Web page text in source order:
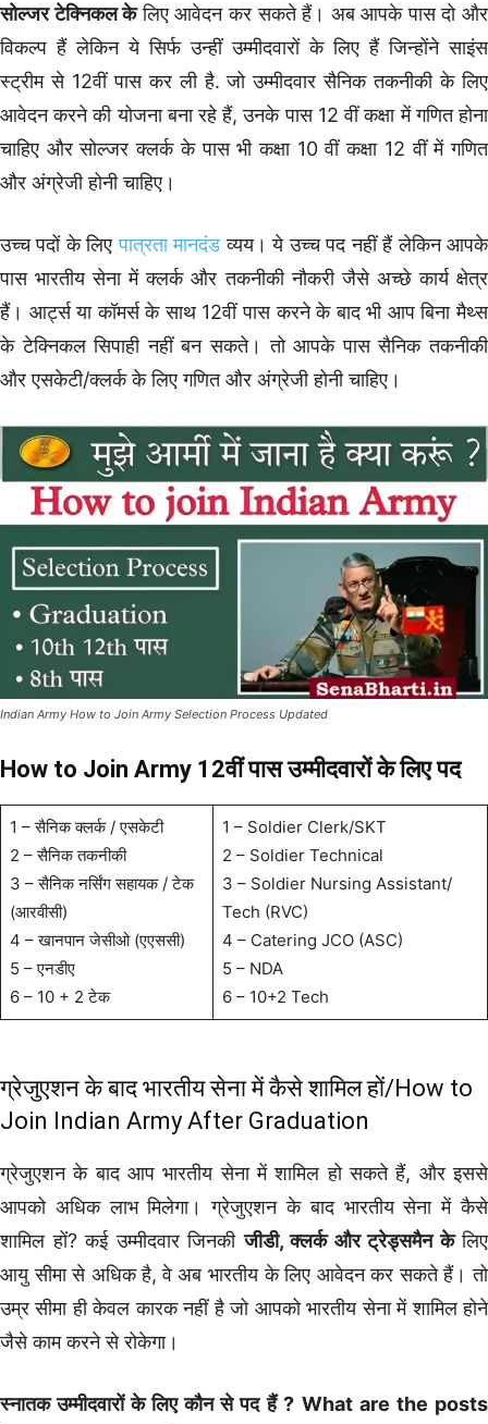
सोल्जर टेक्निकल केलिए आवेदन कर सकते हैं। अब आपके पास दो और
विकल्प हैं लेकिन ये सिर्फ उन्हीं उम्मीदवारों के लिए हैं जिन्होंने साइंस
स्ट्रीम से 12वीं पास कर ली है. जो उम्मीदवार सैनिक तकनीकी के लिए
आवेदन करने की योजना बना रहे हैं, उनके पास 12 वीं कक्षा में गणित होना
चाहिए और सोल्जर क्लर्क के पास भी कक्षा 10 वीं कक्षा 12 वीं में गणित
और अंग्रेजी होनी चाहिए।
उच्च पदों के लिए पात्रता मानदंडव्यय। ये उच्च पद नहीं हैं लेकिन आपके
पास भारतीय सेना में क्लर्क और तकनीकी नौकरी जैसे अच्छे कार्य क्षेत्र
हैं। आर्ट्स या कॉमर्स के साथ 12वीं पास करने के बाद भी आप बिना मैथ्स
के टेक्निकल सिपाही नहीं बन सकते। तो आपके पास सैनिक तकनीकी
और एसकेटी/क्लर्क के लिए गणित और अंग्रेजी होनी चाहिए।
Indian Army How to Join Army Selection Process Updated
How to Join Army 12वीं पास उम्मीदवारों के लिए पद
1 – सैनिक क्लर्क / एसकेटी
2 – सैनिक तकनीकी
3 – सैनिक नर्सिंग सहायक / टेक
(आरवीसी)
4 – खानपान जेसीओ (एएससी)
5 – एनडीए
6 – 10 + 2 टेक
1 – Soldier Clerk/SKT
2 – Soldier Technical
3 – Soldier Nursing Assistant/
Tech (RVC)
4 – Catering JCO (ASC)
5 – NDA
6 – 10+2 Tech
ग्रेजुएशन के बाद भारतीय सेना में कैसे शामिल हों/How to
Join Indian Army After Graduation
ग्रेजुएशन के बाद आप भारतीय सेना में शामिल हो सकते हैं, और इससे
आपको अधिक लाभ मिलेगा। ग्रेजुएशन के बाद भारतीय सेना में कैसे
शामिल हों? कई उम्मीदवार जिनकीजीडी, क्लर्क और ट्रेड्समैन केलिए
आयु सीमा से अधिक है, वे अब भारतीय के लिए आवेदन कर सकते हैं। तो
उम्र सीमा ही केवल कारक नहीं है जो आपको भारतीय सेना में शामिल होने
जैसे काम करने से रोकेगा।
स्नातक उम्मीदवारों के लिए कौन से पद हैं ? What are the posts